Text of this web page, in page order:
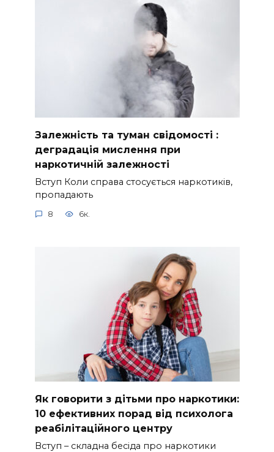
Залежність та туман свідомості :
деградація мислення при
наркотичній залежності
Вступ Коли справа стосується наркотиків,
пропадають
8 6к.
Як говорити з дітьми про наркотики:
10 ефективних порад від психолога
реабілітаційного центру
Вступ – складна бесіда про наркотики